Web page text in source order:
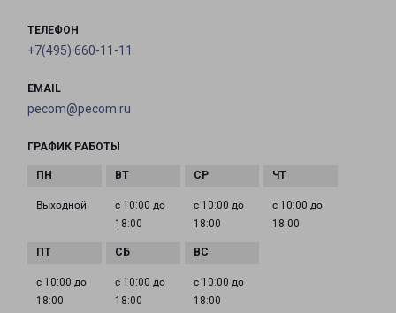
ТЕЛЕФОН
+7(495) 660-11-11
EMAIL
pecom@pecom.ru
ГРАФИК РАБОТЫ
Выходной
с 10:00 до
18:00
с 10:00 до
18:00
с 10:00 до
18:00
с 10:00 до
18:00
с 10:00 до
18:00
с 10:00 до
18:00